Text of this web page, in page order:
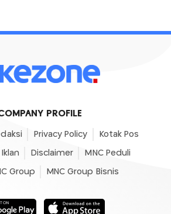
PROFILE
Privacy Policy Kotak Pos
Disclaimer MNC Peduli
Group MNC Group Bisnis